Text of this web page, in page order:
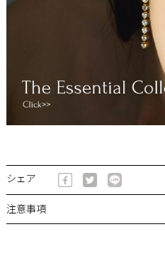
シェア
注意事項